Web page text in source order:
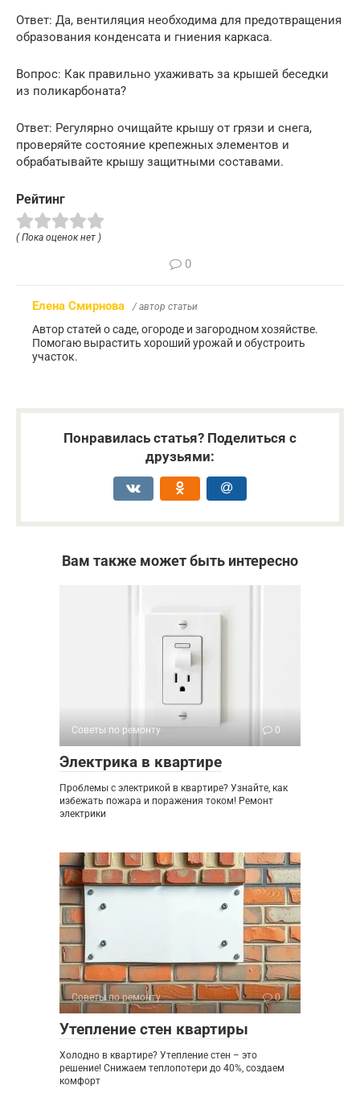
Ответ: Да, вентиляция необходима для предотвращения
образования конденсата и гниения каркаса.
Вопрос: Как правильно ухаживать за крышей беседки
из поликарбоната?
Ответ: Регулярно очищайте крышу от грязи и снега,
проверяйте состояние крепежных элементов и
обрабатывайте крышу защитными составами.
Рейтинг
( Пока оценок нет )
0
Елена Смирнова / автор статьи
Автор статей о саде, огороде и загородном хозяйстве.
Помогаю вырастить хороший урожай и обустроить
участок.
Понравилась статья? Поделиться с
друзьями:
Вам также может быть интересно
Советы по ремонту 0
Электрика в квартире
Проблемы с электрикой в квартире? Узнайте, как
избежать пожара и поражения током! Ремонт
электрики
Советы по ремонту 0
Утепление стен квартиры
Холодно в квартире? Утепление стен – это
решение! Снижаем теплопотери до 40%, создаем
комфорт